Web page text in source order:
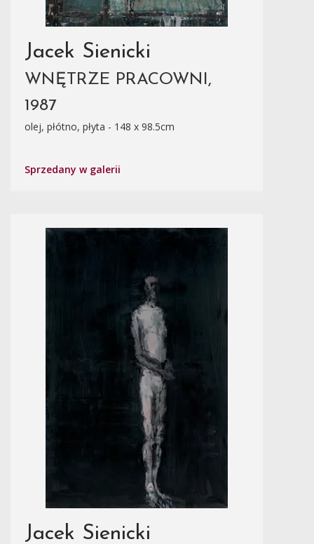
Jacek Sienicki
WNĘTRZE PRACOWNI,
1987
olej, płótno, płyta - 148 x 98.5cm
Sprzedany w galerii
Jacek Sienicki